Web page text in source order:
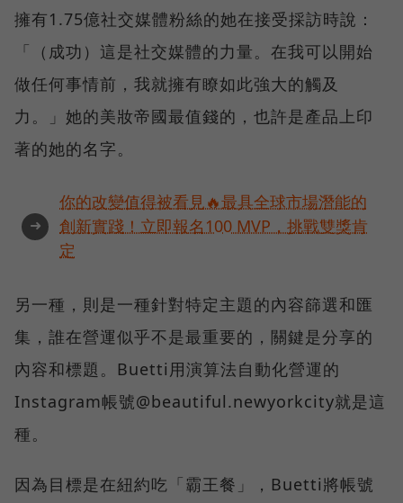
擁有1.75億社交媒體粉絲的她在接受採訪時說：
「（成功）這是社交媒體的力量。在我可以開始
做任何事情前，我就擁有瞭如此強大的觸及
力。」她的美妝帝國最值錢的，也許是產品上印
著的她的名字。
➜
你的改變值得被看見🔥最具全球市場潛能的
創新實踐！立即報名100 MVP，挑戰雙獎肯
定
另一種，則是一種針對特定主題的內容篩選和匯
集，誰在營運似乎不是最重要的，關鍵是分享的
內容和標題。Buetti用演算法自動化營運的
Instagram帳號@beautiful.newyorkcity就是這
種。
因為目標是在紐約吃「霸王餐」，Buetti將帳號